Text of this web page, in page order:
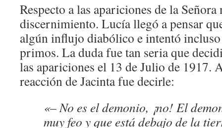
Respecto a las apariciones de la
discernimiento. Lucía llegó a pensar
algún influjo diabólico e intentó incluso
primos. La duda fue tan seria que
las apariciones el 13 de Julio de 1917.
reacción de Jacinta fue decirle:
«– No es el demonio, ¡no! El
muy feo y que está debajo de la